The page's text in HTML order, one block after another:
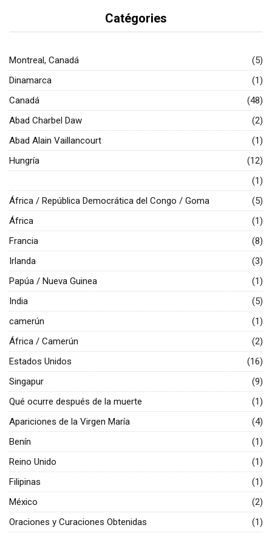
Catégories
Montreal, Canadá
(5)
Dinamarca
(1)
Canadá
(48)
Abad Charbel Daw
(2)
Abad Alain Vaillancourt
(1)
Hungría
(12)
(1)
África / República Democrática del Congo / Goma
(5)
África
(1)
Francia
(8)
Irlanda
(3)
Papúa / Nueva Guinea
(1)
India
(5)
camerún
(1)
África / Camerún
(2)
Estados Unidos
(16)
Singapur
(9)
Qué ocurre después de la muerte
(1)
Apariciones de la Virgen María
(4)
Benín
(1)
Reino Unido
(1)
Filipinas
(1)
México
(2)
Oraciones y Curaciones Obtenidas
(1)